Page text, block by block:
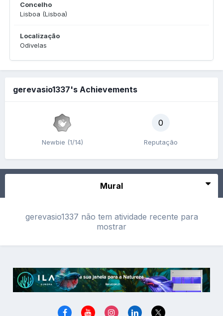
Concelho
Lisboa (Lisboa)
Localização
Odivelas
gerevasio1337's Achievements
Newbie (1/14)
0
Reputação
Mural
gerevasio1337 não tem atividade recente para
mostrar